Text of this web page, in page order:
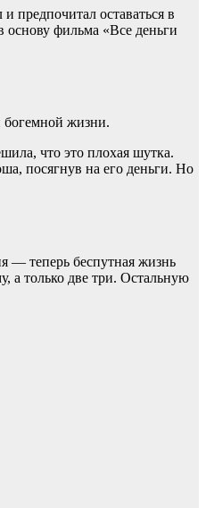
предпочитал оставаться в
основу фильма «Все деньги
богемной жизни.
что это плохая шутка.
посягнув на его деньги. Но
— теперь беспутная жизнь
а только две три. Остальную